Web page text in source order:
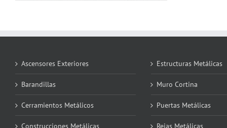
Ascensores Exteriores
Barandillas
Cerramientos Metálicos
Construcciones Metálicas
Estructuras Metálicas
Muro Cortina
Puertas Metálicas
Rejas Metálicas